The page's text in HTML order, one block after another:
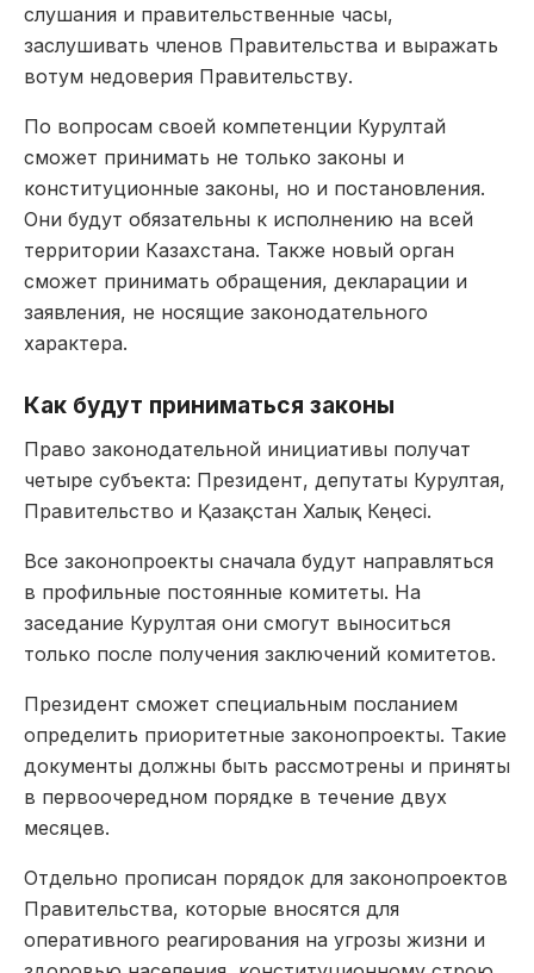
слушания и правительственные часы,
заслушивать членов Правительства и выражать
вотум недоверия Правительству.
По вопросам своей компетенции Курултай
сможет принимать не только законы и
конституционные законы, но и постановления.
Они будут обязательны к исполнению на всей
территории Казахстана. Также новый орган
сможет принимать обращения, декларации и
заявления, не носящие законодательного
характера.
Как будут приниматься законы
Право законодательной инициативы получат
четыре субъекта: Президент, депутаты Курултая,
Правительство и Қазақстан Халық Кеңесі.
Все законопроекты сначала будут направляться
в профильные постоянные комитеты. На
заседание Курултая они смогут выноситься
только после получения заключений комитетов.
Президент сможет специальным посланием
определить приоритетные законопроекты. Такие
документы должны быть рассмотрены и приняты
в первоочередном порядке в течение двух
месяцев.
Отдельно прописан порядок для законопроектов
Правительства, которые вносятся для
оперативного реагирования на угрозы жизни и